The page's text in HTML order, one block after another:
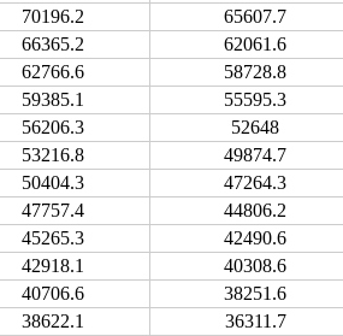
70196.2
65607.7
66365.2
62061.6
62766.6
58728.8
59385.1
55595.3
56206.3
52648
53216.8
49874.7
50404.3
47264.3
47757.4
44806.2
45265.3
42490.6
42918.1
40308.6
40706.6
38251.6
38622.1
36311.7